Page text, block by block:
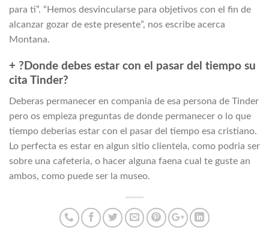
para ti”. “Hemos desvincularse para objetivos con el fin de
alcanzar gozar de este presente”, nos escribe acerca
Montana.
+ ?Donde debes estar con el pasar del tiempo su
cita Tinder?
Deberas permanecer en compania de esa persona de Tinder
pero os empieza preguntas de donde permanecer o lo que
tiempo deberias estar con el pasar del tiempo esa cristiano.
Lo perfecta es estar en algun sitio clientela, como podri­a ser
sobre una cafeteria, o hacer alguna faena cual te guste an
ambos, como puede ser la museo.